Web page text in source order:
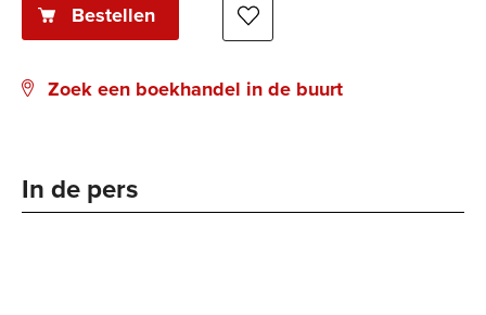
Bestellen
Zoek een boekhandel in de buurt
In de pers